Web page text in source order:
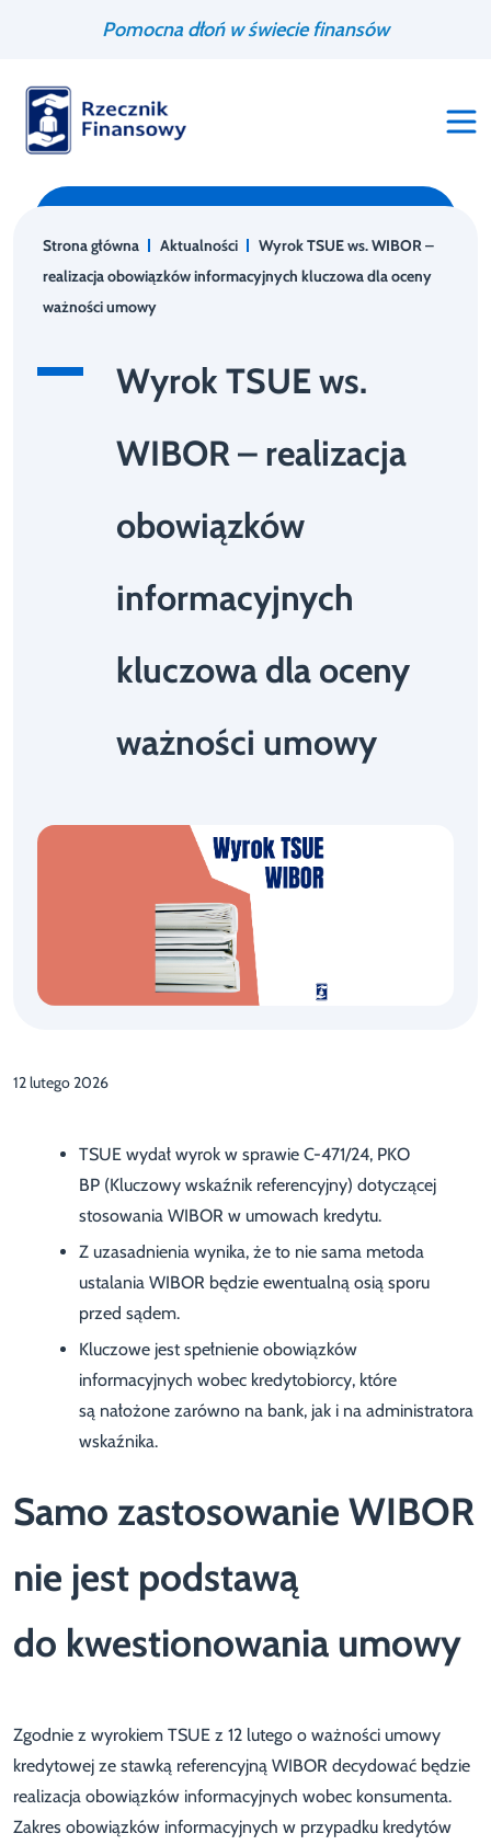
Pomocna dłoń w świecie finansów
Strona główna Aktualności
Wyrok TSUE ws. WIBOR –
realizacja obowiązków informacyjnych kluczowa dla oceny
ważności umowy
Wyrok TSUE ws.
WIBOR – realizacja
obowiązków
informacyjnych
kluczowa dla oceny
ważności umowy
12 lutego 2026
TSUE wydał wyrok w sprawie C-471/24, PKO
BP (Kluczowy wskaźnik referencyjny) dotyczącej
stosowania WIBOR w umowach kredytu.
Z uzasadnienia wynika, że to nie sama metoda
ustalania WIBOR będzie ewentualną osią sporu
przed sądem.
Kluczowe jest spełnienie obowiązków
informacyjnych wobec kredytobiorcy, które
są nałożone zarówno na bank, jak i na administratora
wskaźnika.
Samo zastosowanie WIBOR
nie jest podstawą
do kwestionowania umowy
Zgodnie z wyrokiem TSUE z 12 lutego o ważności umowy
kredytowej ze stawką referencyjną WIBOR decydować będzie
realizacja obowiązków informacyjnych wobec konsumenta.
Zakres obowiązków informacyjnych w przypadku kredytów